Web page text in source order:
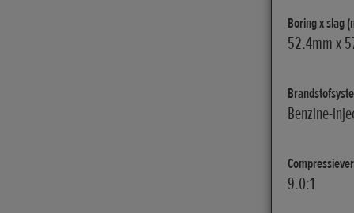
Boring x slag
52.4mm x
Benzine-
9.0:1